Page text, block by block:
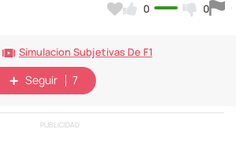
0 0
Simulacion Subjetivas De F1
Seguir 7
PUBLICIDAD